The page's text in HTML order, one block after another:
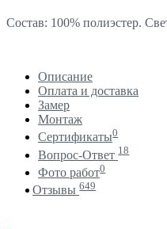
Состав: 100% полиэстер.
Описание
Оплата и доставка
Замер
Монтаж
Сертификаты0
Вопрос-Ответ 18
Фото работ0
Отзывы 649